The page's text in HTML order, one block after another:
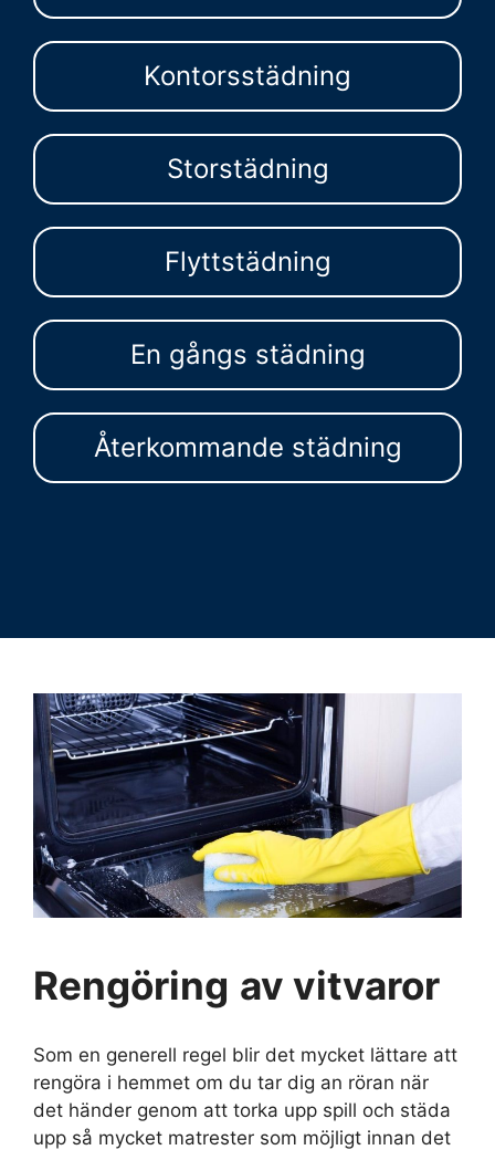
Kontorsstädning
Storstädning
Flyttstädning
En gångs städning
Återkommande städning
Rengöring av vitvaror
Som en generell regel blir det mycket lättare att
rengöra i hemmet om du tar dig an röran när
det händer genom att torka upp spill och städa
upp så mycket matrester som möjligt innan det